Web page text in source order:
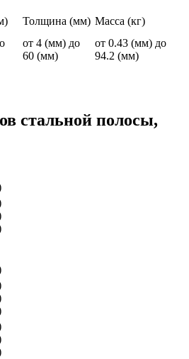
Толщина (мм) Масса (кг)
от 4 (мм) до
60 (мм)
от 0.43 (мм) до
94.2 (мм)
стальной полосы,